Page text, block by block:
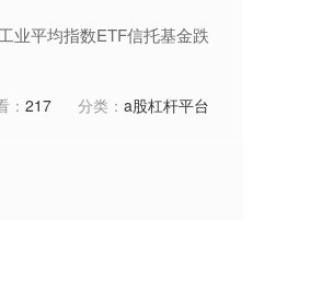
业平均指数ETF信托基金跌
： 217 分类： a股杠杆平台